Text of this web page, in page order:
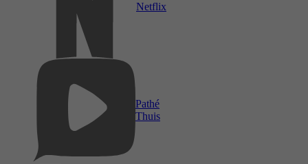
Netflix
Pathé
Thuis